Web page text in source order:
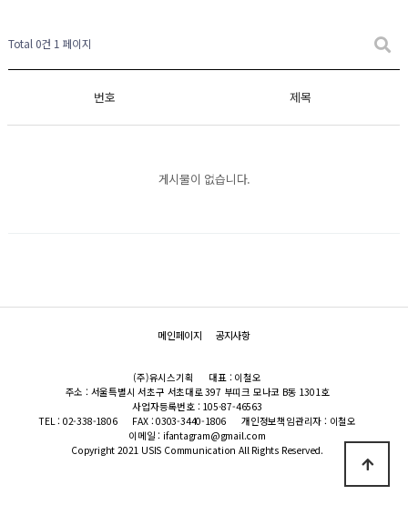
Total 0건 1 페이지
번호 제목
게시물이 없습니다.
메인페이지 공지사항
(주)유시스기획
대표 : 이철오
주소 : 서울특별시 서초구 서초대로 397 부띠크 모나코 B동 1301호
사업자등록번호 : 105-87-46563
TEL : 02-338-1806
FAX : 0303-3440-1806
개인정보책임관리자 : 이철오
이메일 : ifantagram@gmail.com
Copyright 2021 USIS Communication All Rights Reserved.